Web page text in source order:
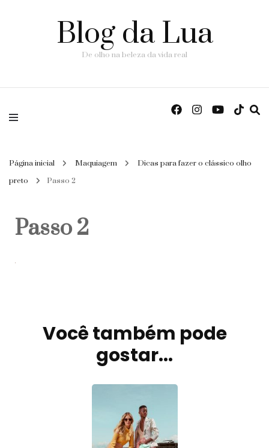
Blog da Lua
De olho na beleza da vida real
Página inicial Maquiagem
Dicas para fazer o clássico olho
preto
Passo 2
Passo 2
Você também pode
gostar...